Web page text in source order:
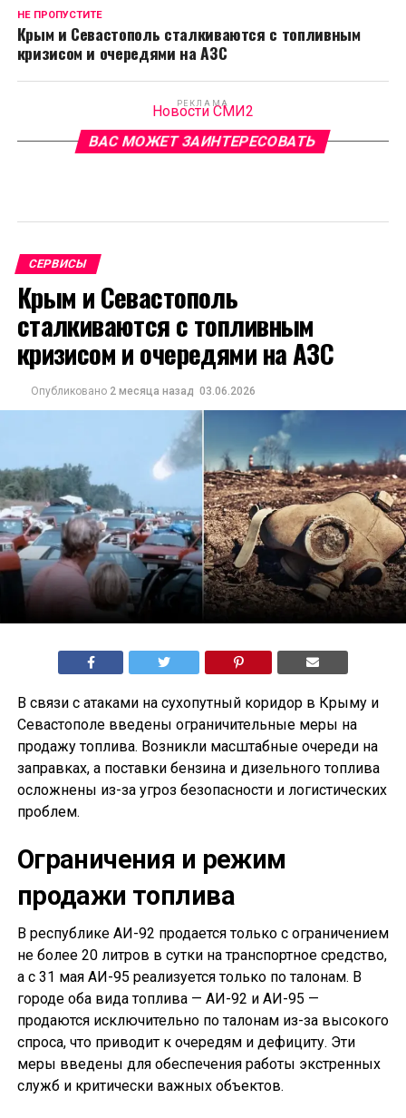
НЕ ПРОПУСТИТЕ
Крым и Севастополь сталкиваются с топливным
кризисом и очередями на АЗС
РЕКЛАМА
Новости СМИ2
ВАС МОЖЕТ ЗАИНТЕРЕСОВАТЬ
СЕРВИСЫ
Крым и Севастополь
сталкиваются с топливным
кризисом и очередями на АЗС
Опубликовано 2 месяца назад 03.06.2026
В связи с атаками на сухопутный коридор в Крыму и
Севастополе введены ограничительные меры на
продажу топлива. Возникли масштабные очереди на
заправках, а поставки бензина и дизельного топлива
осложнены из-за угроз безопасности и логистических
проблем.
Ограничения и режим
продажи топлива
В республике АИ-92 продается только с ограничением
не более 20 литров в сутки на транспортное средство,
а с 31 мая АИ-95 реализуется только по талонам. В
городе оба вида топлива — АИ-92 и АИ-95 —
продаются исключительно по талонам из-за высокого
спроса, что приводит к очередям и дефициту. Эти
меры введены для обеспечения работы экстренных
служб и критически важных объектов.